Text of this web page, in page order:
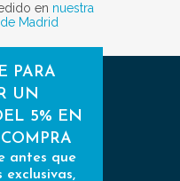
en nuestra
Madrid
PARA
UN
5% EN
antes que